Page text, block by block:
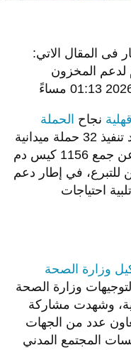
فى المقال الاتي:
1156 كيس دم لدعم المخزون
نجاح الحملة
بالمحافظة، بعد تنفيذ 32 حملة ميدانية
بمختلف المراكز والمدن، أسفرت عن جمع 1156 كيس دم
للتبرع، في إطار دعم
احتياجات
وزارة الصحة
وزارة الصحة
وشهدت مشاركة
عدد من الجهات
المجتمع المدني